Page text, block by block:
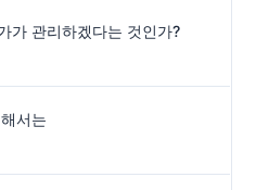
가 관리하겠다는 것인가?
서는